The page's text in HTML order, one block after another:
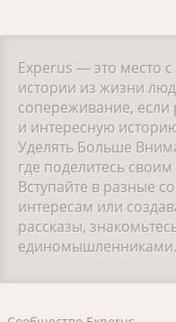
Experus — это место
истории из жизни
сопереживание, если
и интересную
Уделять Больше
где поделитесь
Вступайте в разные
интересам или
рассказы,
единомышленниками.